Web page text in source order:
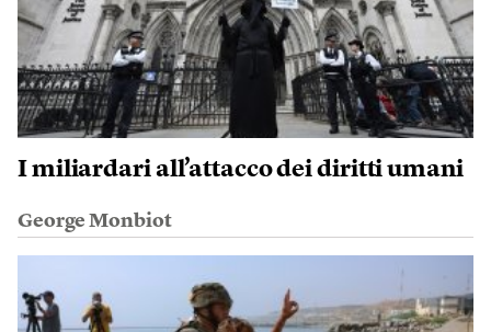
I miliardari all’attacco dei diritti umani
George Monbiot